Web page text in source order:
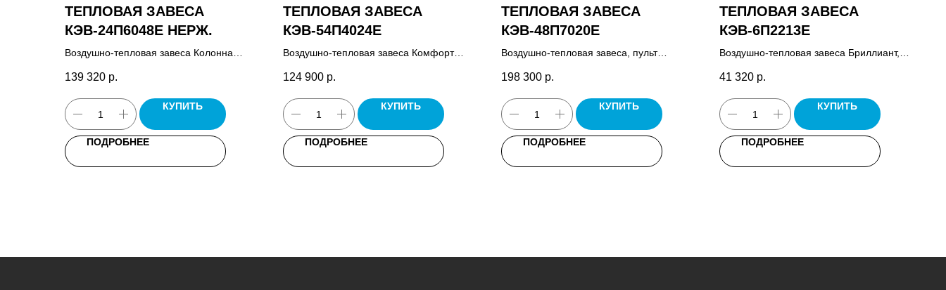
ТЕПЛОВАЯ ЗАВЕСА
КЭВ-24П6048E НЕРЖ.
Воздушно-тепловая завеса Колонна
кабель управления 7x0,5, паспорт.
139 320 р.
КУПИТЬ
ПОДРОБНЕЕ
ТЕПЛОВАЯ ЗАВЕСА
КЭВ-54П4024E
Воздушно-тепловая завеса Комфорт
крепежных кронштейнов, паспорт.
124 900 р.
КУПИТЬ
ПОДРОБНЕЕ
ТЕПЛОВАЯ ЗАВЕСА
КЭВ-48П7020E
Воздушно-тепловая завеса, пульт
198 300 р.
КУПИТЬ
ПОДРОБНЕЕ
ТЕПЛОВАЯ ЗАВЕСА
КЭВ-6П2213Е
Воздушно-тепловая завеса Бриллиант,
41 320 р.
КУПИТЬ
ПОДРОБНЕЕ